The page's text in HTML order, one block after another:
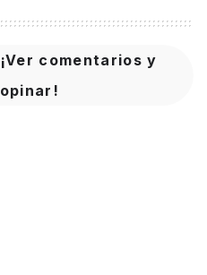
¡Ver comentarios y
opinar!